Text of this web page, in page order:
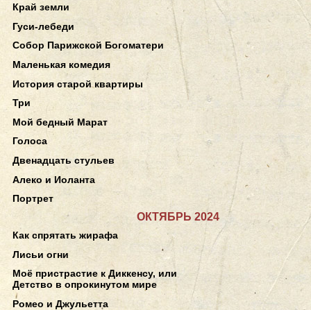
Край земли
Гуси-лебеди
Собор Парижской Богоматери
Маленькая комедия
История старой квартиры
Три
Мой бедный Марат
Голоса
Двенадцать стульев
Алеко и Иоланта
Портрет
ОКТЯБРЬ 2024
Как спрятать жирафа
Лисьи огни
Моё пристрастие к Диккенсу, или
Детство в опрокинутом мире
Ромео и Джульетта